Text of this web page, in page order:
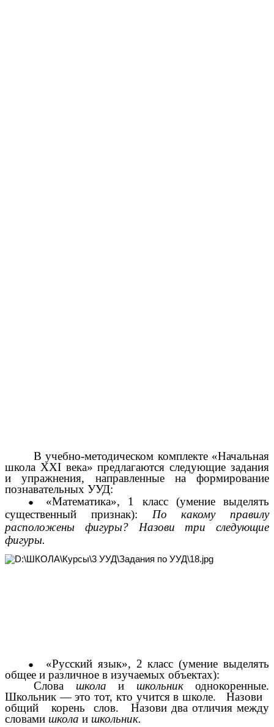
В учебно-методическом комплекте «Начальная
школа XXI века» предлагаются следующие задания
и упражнения, направленные на формирование
познавательных УУД:
«Математика», 1 класс (умение выделять
существенный признак): По какому правилу
расположены фигуры? Назови три следующие
фигуры.
«Русский язык», 2 класс (умение выделять
общее и различное в изучаемых объектах):
Слова школаи школьник однокоренные.
Школьник — это тот, кто учится в школе. Назови
общий корень слов. Назови два отличия между
словами школа и школьник.